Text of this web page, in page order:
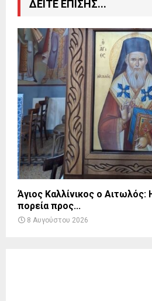
ΔΕΙΤΕ ΕΠΙΣΗΣ...
Άγιος Καλλίνικος ο Αιτωλός:
πορεία προς...
8 Αυγούστου 2026